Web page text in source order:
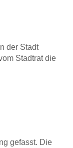
der Stadt
Stadtrat die
gefasst. Die